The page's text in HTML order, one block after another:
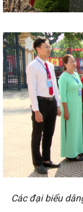
Các đại biểu